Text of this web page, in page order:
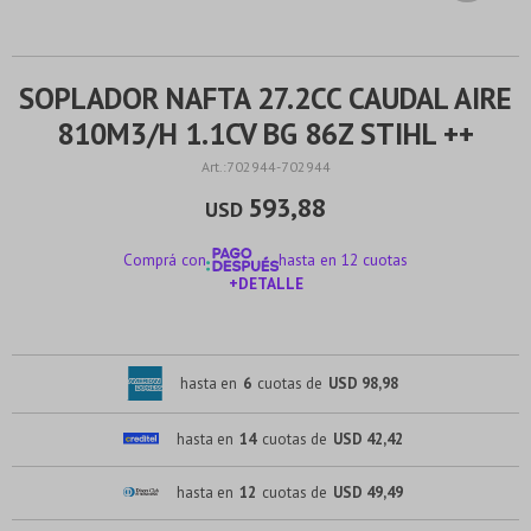
SOPLADOR NAFTA 27.2CC CAUDAL AIRE
810M3/H 1.1CV BG 86Z STIHL ++
702944-702944
USD 593,88
Comprá con
hasta en 12 cuotas
+DETALLE
hasta en 6 cuotas de USD 98,98
hasta en 14 cuotas de USD 42,42
hasta en 12 cuotas de USD 49,49